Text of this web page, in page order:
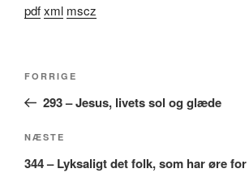
pdfxml mscz
Forrige
indlæg
FORRIGE
293 – Jesus, livets sol og glæde
Næste
indlæg
NÆSTE
344 – Lyksaligt det folk, som har øre